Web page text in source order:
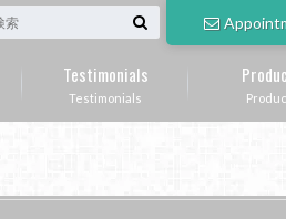
Testimonials
Testimonials